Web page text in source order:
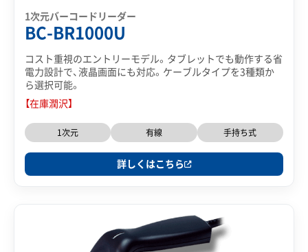
BC-BR1000U
1次元バーコードリーダー
コスト重視のエントリーモデル。タブレットでも動作する省
電力設計で、液晶画面にも対応。ケーブルタイプを3種類か
ら選択可能。
【在庫潤沢】
1次元 有線 手持ち式
詳しくはこちら